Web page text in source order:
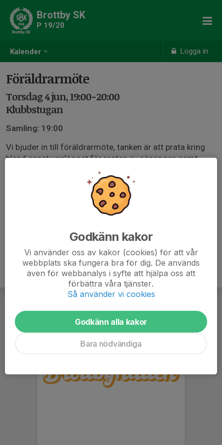
Kalender Logga in
Brottby SK
P 19/20
Föräldrarmöte
Torsdag 4 jun, 19:00-20:00
Klubbstugan
Samling: 19:00
Vi bjuder in till föräldrarmöte, tanken är att prata kring
bland annat upplägget för resten av säsongen samt
ytterligare relevant information. Denna info uppdateras
med upplägget för mötet vid senare tillfälle. Vi önskar
att minst en vårdnadshavare deltar på detta.
Godkänn kakor
Vi använder oss av kakor (cookies) för att vår
webbplats ska fungera bra för dig. De används
även för webbanalys i syfte att hjälpa oss att
förbättra våra tjänster.
Så använder vi cookies
Godkänn alla kakor
Bara nödvändiga